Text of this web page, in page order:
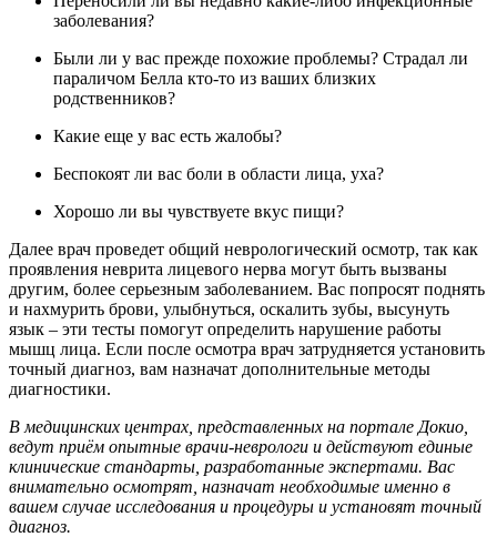
заболевания?
Были ли у вас прежде похожие проблемы? Страдал ли
параличом Белла кто-то из ваших близких
родственников?
Какие еще у вас есть жалобы?
Беспокоят ли вас боли в области лица, уха?
Хорошо ли вы чувствуете вкус пищи?
Далее врач проведет общий неврологический осмотр, так как
проявления неврита лицевого нерва могут быть вызваны
другим, более серьезным заболеванием. Вас попросят поднять
и нахмурить брови, улыбнуться, оскалить зубы, высунуть
язык – эти тесты помогут определить нарушение работы
мышц лица. Если после осмотра врач затрудняется установить
точный диагноз, вам назначат дополнительные методы
диагностики.
В медицинских центрах, представленных на портале Докио,
ведут приём опытные врачи-неврологи и действуют единые
клинические стандарты, разработанные экспертами. Вас
внимательно осмотрят, назначат необходимые именно в
вашем случае исследования и процедуры и установят точный
диагноз.